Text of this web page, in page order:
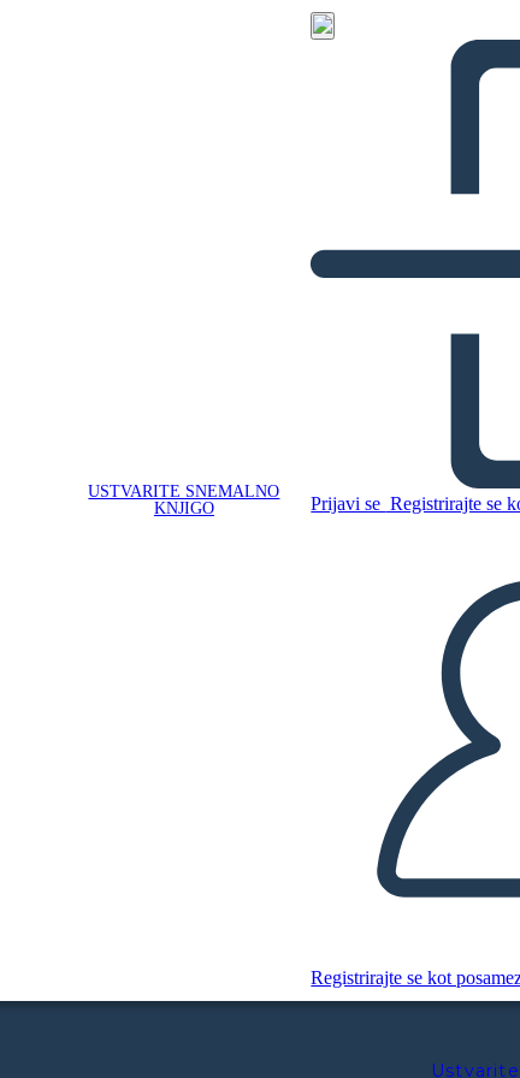
USTVARITE SNEMALNO
KNJIGO
Prijavi se Registrirajte se
Registrirajte se kot